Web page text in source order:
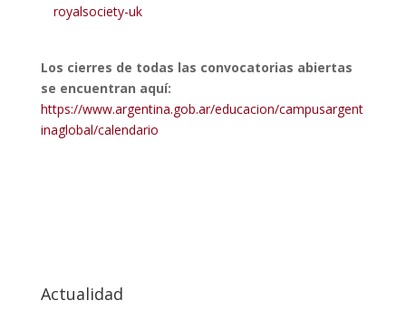
royalsociety-uk
Los cierres de todas las convocatorias abiertas
se encuentran aquí:
https://www.argentina.gob.ar/educacion/campusargent
inaglobal/calendario
Actualidad